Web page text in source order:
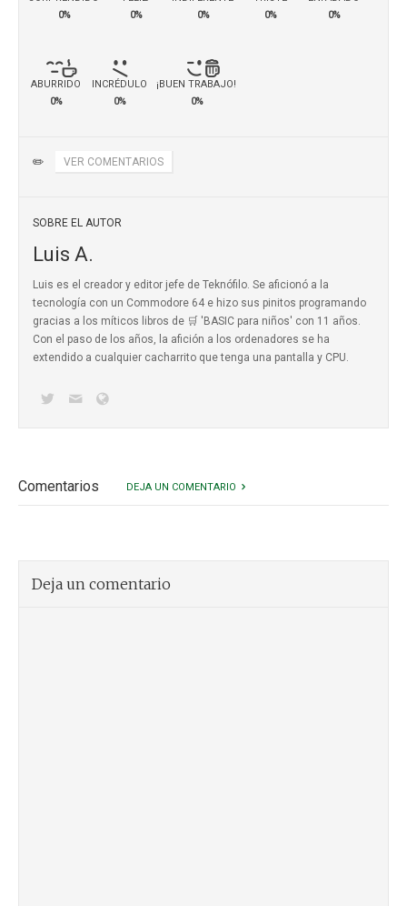
0%
0%
0%
0%
0%
ABURRIDO
0%
INCRÉDULO
0%
¡BUEN TRABAJO!
0%
✏️ VER COMENTARIOS
SOBRE EL AUTOR
Luis A.
Luis es el creador y editor jefe de Teknófilo. Se aficionó a la
tecnología con un Commodore 64 e hizo sus pinitos programando
gracias a los míticos libros de 🛒 'BASIC para niños' con 11 años.
Con el paso de los años, la afición a los ordenadores se ha
extendido a cualquier cacharrito que tenga una pantalla y CPU.
Comentarios DEJA UN COMENTARIO
Deja un comentario